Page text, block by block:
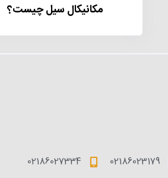
مکانیکال سیل چیست؟
02186023179
02186027334